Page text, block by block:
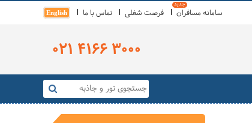
سامانه مسافران فرصت شغلی تماس با ما English
021 4166 3000